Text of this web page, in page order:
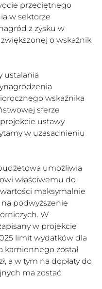
przeciętnego
w sektorze
z zysku w
o wskaźnik
ustalania
wskaźnika
sferze
ustawy
w uzasadnieniu
umożliwia
właściwemu do
maksymalnie
na podwyższenie
W
w projekcie
limit wydatków dla
został
a w tym na dopłaty do
ma zostać